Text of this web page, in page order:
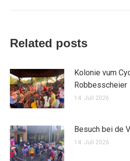
Related posts
Kolonie vum
Robbesscheier
14. Juli 2026
Besuch bei de
14. Juli 2026